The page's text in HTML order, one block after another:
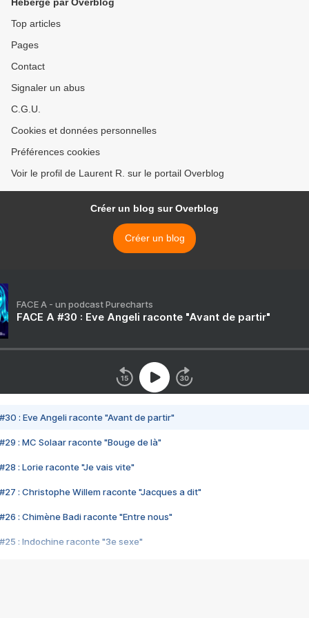
Top articles
Pages
Contact
Signaler un abus
C.G.U.
Cookies et données personnelles
Préférences cookies
Voir le profil de Laurent R. sur le portail Overblog
Créer un blog sur Overblog
Créer un blog
FACE A - un podcast Purecharts
FACE A #30 : Eve Angeli raconte "Avant de partir"
#30 : Eve Angeli raconte "Avant de partir"
#29 : MC Solaar raconte "Bouge de là"
#28 : Lorie raconte "Je vais vite"
#27 : Christophe Willem raconte "Jacques a dit"
#26 : Chimène Badi raconte "Entre nous"
#25 : Indochine raconte "3e sexe"